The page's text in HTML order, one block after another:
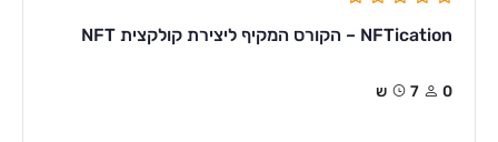
NFTication – הקורס המקיף ליצירת קולקצית NFT
0 7ש